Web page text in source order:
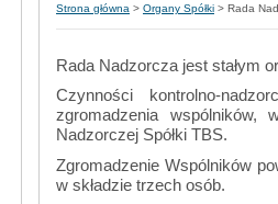
Strona główna > Organy Spółki > Rada
Rada Nadzorcza jest stałym
Czynności kontrolno-
zgromadzenia wspólników,
Nadzorczej Spółki TBS.
Zgromadzenie Wspólników
w składzie trzech osób.